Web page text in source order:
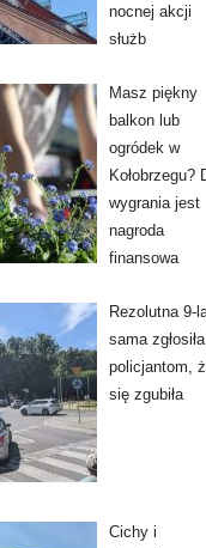
nocnej akcji
służb
Masz piękny
balkon lub
ogródek w
Kołobrzegu?
wygrania jest
nagroda
finansowa
Rezolutna 9-
sama zgłosiła
policjantom,
się zgubiła
Cichy i